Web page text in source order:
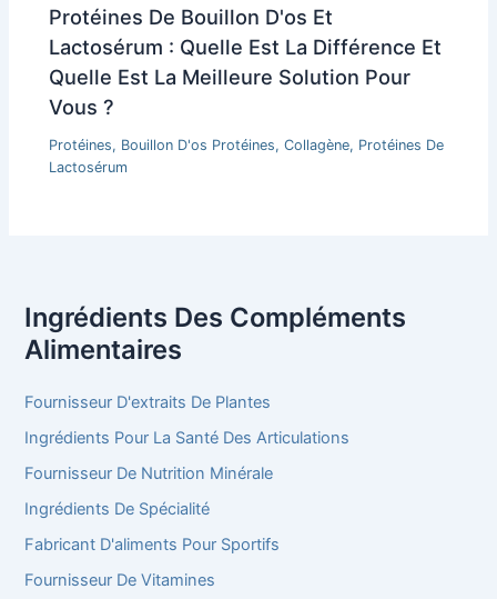
Protéines De Bouillon D'os Et
Lactosérum : Quelle Est La Différence Et
Quelle Est La Meilleure Solution Pour
Vous ?
Protéines, Bouillon D'os Protéines,Collagène, Protéines De
Lactosérum
Ingrédients Des Compléments
Alimentaires
Fournisseur D'extraits De Plantes
Ingrédients Pour La Santé Des Articulations
Fournisseur De Nutrition Minérale
Ingrédients De Spécialité
Fabricant D'aliments Pour Sportifs
Fournisseur De Vitamines